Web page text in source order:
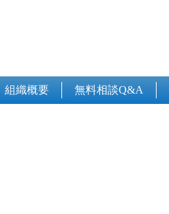
組織概要 無料相談Q&A